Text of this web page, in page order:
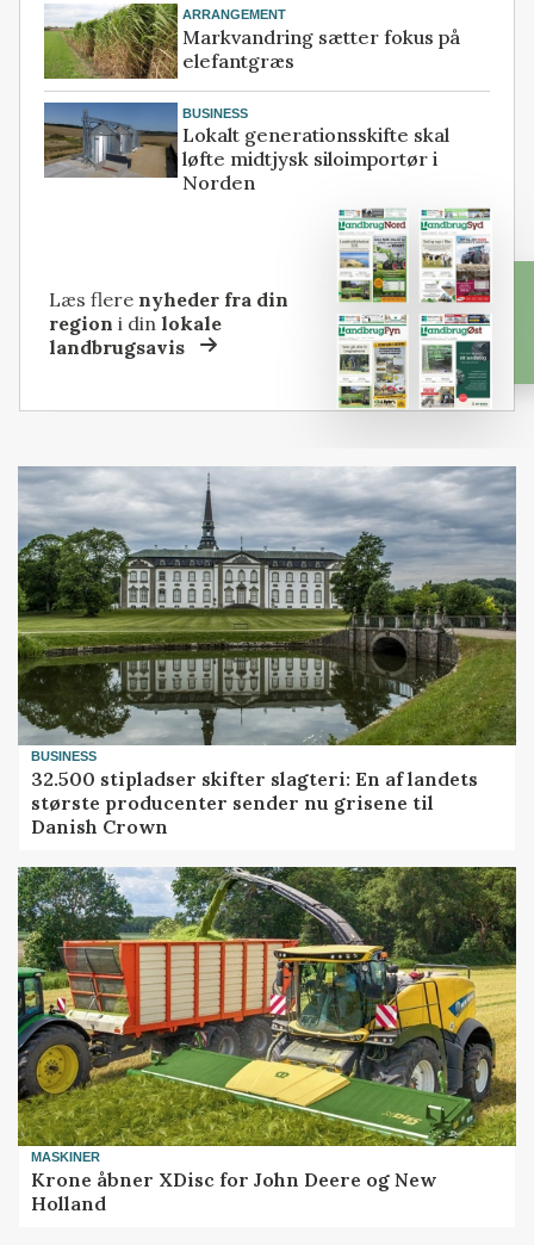
ARRANGEMENT
Markvandring sætter fokus på
elefantgræs
BUSINESS
Lokalt generationsskifte skal
løfte midtjysk siloimportør i
Norden
Læs flere nyheder fra din
region i dinlokale
landbrugsavis
BUSINESS
32.500 stipladser skifter slagteri: En af landets
største producenter sender nu grisene til
Danish Crown
MASKINER
Krone åbner XDisc for John Deere og New
Holland